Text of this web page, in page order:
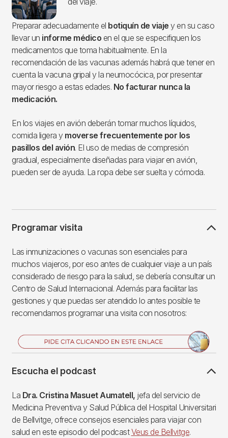
Preparar adecuadamente el botiquín de viaje y en su caso
llevar un informe médico en el que se especifiquen los
medicamentos que toma habitualmente. En la
recomendación de las vacunas además habrá que tener en
cuenta la vacuna gripal y la neumocócica, por presentar
mayor riesgo a estas edades. No facturar nunca la
medicación.
En los viajes en avión deberán tomar muchos líquidos,
comida ligera y moverse frecuentemente por los
pasillos del avión. El uso de medias de compresión
gradual, especialmente diseñadas para viajar en avión,
pueden ser de ayuda. La ropa debe ser suelta y cómoda.
Programar visita
Las inmunizaciones o vacunas son esenciales para
muchos viajeros, por eso antes de cualquier viaje a un país
considerado de riesgo para la salud, se debería consultar un
Centro de Salud Internacional. Además para facilitar las
gestiones y que puedas ser atendido lo antes posible te
recomendamos programar una visita con nosotros:
Imagen
Escucha el podcast
La Dra. Cristina Masuet Aumatell, jefa del servicio de
Medicina Preventiva y Salud Pública del Hospital Universitari
de Bellvitge, ofrece consejos esenciales para viajar con
salud en este episodio del podcastVeus de Bellvitge.